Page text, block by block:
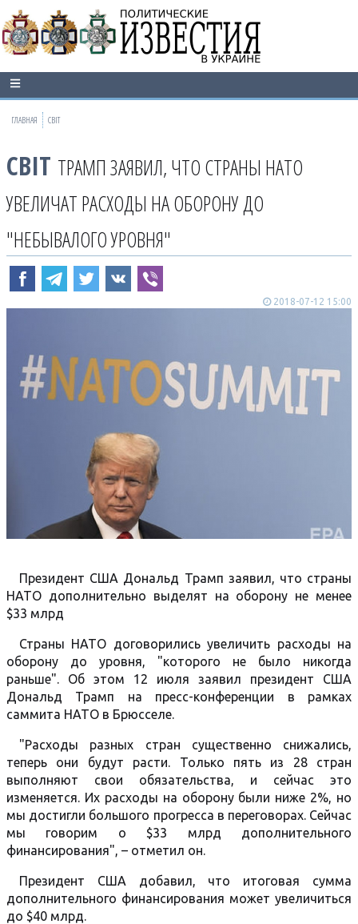
ГЛАВНАЯ СВІТ
СВІТ ТРАМП ЗАЯВИЛ, ЧТО СТРАНЫ НАТО
УВЕЛИЧАТ РАСХОДЫ НА ОБОРОНУ ДО
"НЕБЫВАЛОГО УРОВНЯ"
2018-07-12 15:00
Президент США Дональд Трамп заявил, что страны
НАТО дополнительно выделят на оборону не менее
$33 млрд
Страны НАТО договорились увеличить расходы на
оборону до уровня, "которого не было никогда
раньше". Об этом 12 июля заявил президент США
Дональд Трамп на пресс-конференции в рамках
саммита НАТО в Брюсселе.
"Расходы разных стран существенно снижались,
теперь они будут расти. Только пять из 28 стран
выполняют свои обязательства, и сейчас это
изменяется. Их расходы на оборону были ниже 2%, но
мы достигли большого прогресса в переговорах. Сейчас
мы говорим о $33 млрд дополнительного
финансирования", – отметил он.
Президент США добавил, что итоговая сумма
дополнительного финансирования может увеличиться
до $40 млрд.